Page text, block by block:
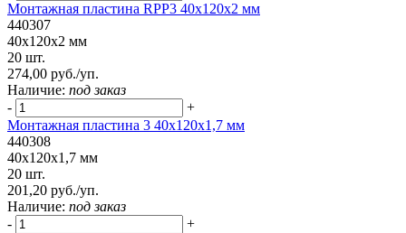
Монтажная пластина RPP3 40x120x2 мм
440307
40x120x2 мм
20 шт.
274,00 руб./уп.
Наличие: под заказ
-
+
Монтажная пластина 3 40x120x1,7 мм
440308
40x120x1,7 мм
20 шт.
201,20 руб./уп.
Наличие: под заказ
-
+